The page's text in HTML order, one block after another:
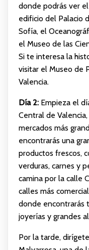
donde podrás ver
edificio del Palacio
Sofía, el
el Museo de las
Si te interesa la
visitar el Museo de
Valencia.
Día 2:Empieza el
Central de
mercados más
encontrarás una
productos frescos,
verduras, carnes y
camina por la calle
calles más
donde encontrarás
joyerías y grandes
Por la tarde,